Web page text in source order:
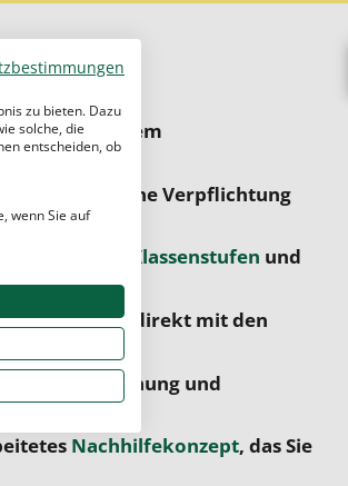
stressigem
aus – keine Verpflichtung
Klassenstufen und
direkt mit den
Erhöhung und
Nachhilfekonzept, das Sie
zu bieten. Dazu
solche, die
entscheiden, ob
wenn Sie auf